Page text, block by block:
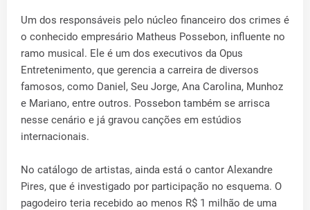
Um dos responsáveis pelo núcleo financeiro dos crimes é
o conhecido empresário Matheus Possebon, influente no
ramo musical. Ele é um dos executivos da Opus
Entretenimento, que gerencia a carreira de diversos
famosos, como Daniel, Seu Jorge, Ana Carolina, Munhoz
e Mariano, entre outros. Possebon também se arrisca
nesse cenário e já gravou canções em estúdios
internacionais.
No catálogo de artistas, ainda está o cantor Alexandre
Pires, que é investigado por participação no esquema. O
pagodeiro teria recebido ao menos R$ 1 milhão de uma